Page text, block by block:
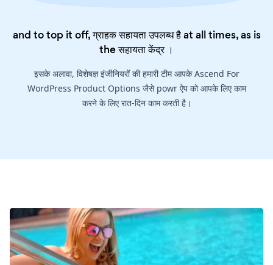
and to top it off, ग्राहक सहायता उपलब्ध है at all times, as is
theसहायता केंद्र।
इसके अलावा, विशेषज्ञ इंजीनियरों की हमारी टीम आपके Ascend For
WordPress Product Options जैसे powr ऐप को आपके लिए काम
करने के लिए रात-दिन काम करती है।